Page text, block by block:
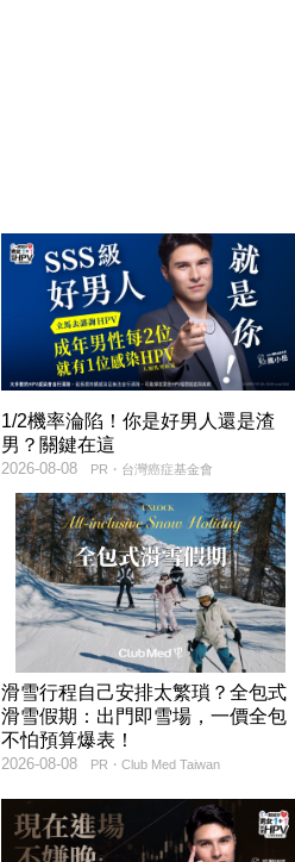
1/2機率淪陷！你是好男人還是渣
男？關鍵在這
PR・台灣癌症基金會
2026-08-08
滑雪行程自己安排太繁瑣？全包式
滑雪假期：出門即雪場，一價全包
不怕預算爆表！
PR・Club Med Taiwan
2026-08-08